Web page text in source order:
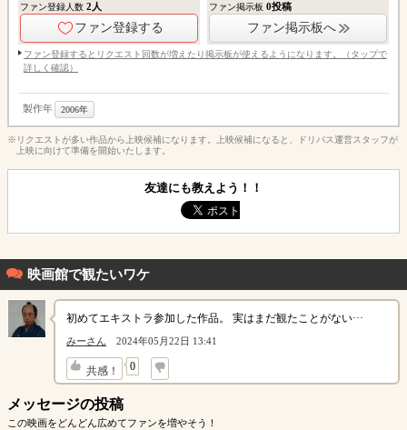
ファン登録人数 2人
ファン登録する
ファン掲示板0投稿
ファン掲示板へ
ファン登録するとリクエスト回数が増えたり掲示板が使えるようになります。（タップで
詳しく確認）
製作年 2006年
※リクエストが多い作品から上映候補になります。上映候補になると、ドリパス運営スタッフが
上映に向けて準備を開始いたします。
友達にも教えよう！！
映画館で観たいワケ
初めてエキストラ参加した作品。 実はまだ観たことがない···
みーさん 2024年05月22日 13:41
共感！ 0
↓
メッセージの投稿
この映画をどんどん広めてファンを増やそう！